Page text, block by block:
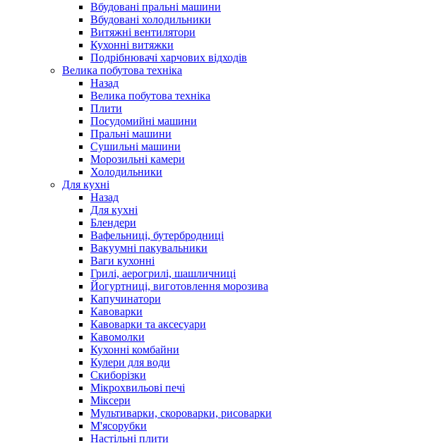
Вбудовані пральні машини
Вбудовані холодильники
Витяжні вентилятори
Кухонні витяжки
Подрібнювачі харчових відходів
Велика побутова техніка
Назад
Велика побутова техніка
Плити
Посудомийні машини
Пральні машини
Сушильні машини
Морозильні камери
Холодильники
Для кухні
Назад
Для кухні
Блендери
Вафельниці, бутербродниці
Вакуумні пакувальники
Ваги кухонні
Грилі, аерогрилі, шашличниці
Йогуртниці, виготовлення морозива
Капучинатори
Кавоварки
Кавоварки та аксесуари
Кавомолки
Кухонні комбайни
Кулери для води
Скиборізки
Мікрохвильові печі
Міксери
Мультиварки, скороварки, рисоварки
М'ясорубки
Настільні плити